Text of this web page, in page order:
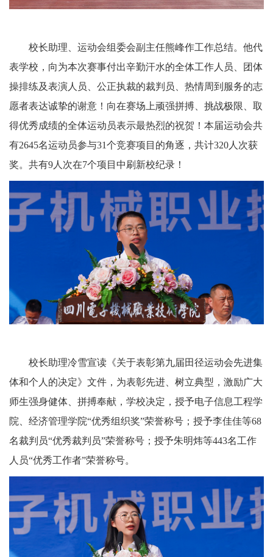
校长助理、运动会组委会副主任熊峰作工作总结。他代
表学校，向为本次赛事付出辛勤汗水的全体工作人员、团体
操排练及表演人员、公正执裁的裁判员、热情周到服务的志
愿者表达诚挚的谢意！向在赛场上顽强拼搏、挑战极限、取
得优秀成绩的全体运动员表示最热烈的祝贺！本届运动会共
有2645名运动员参与31个竞赛项目的角逐，共计320人次获
奖。共有9人次在7个项目中刷新校纪录！
校长助理冷雪宣读《关于表彰第九届田径运动会先进集
体和个人的决定》文件，为表彰先进、树立典型，激励广大
师生强身健体、拼搏奉献，学校决定，授予电子信息工程学
院、经济管理学院“优秀组织奖”荣誉称号；授予李佳佳等68
名裁判员“优秀裁判员”荣誉称号；授予朱明炜等443名工作
人员“优秀工作者”荣誉称号。